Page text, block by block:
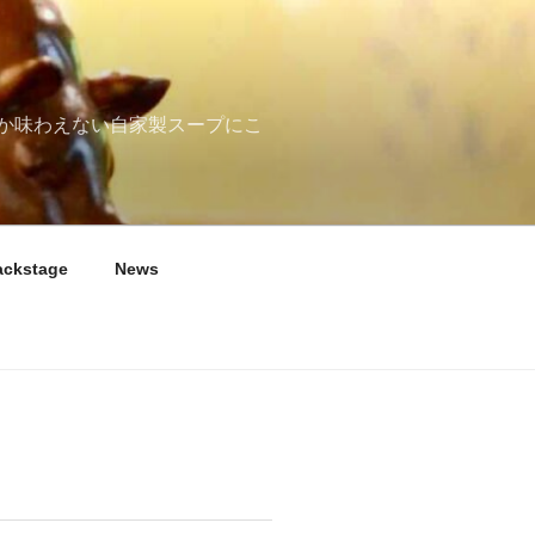
味わえない自家製スープにこ
News